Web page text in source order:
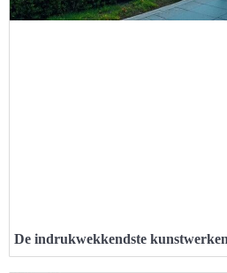
De indrukwekkendste